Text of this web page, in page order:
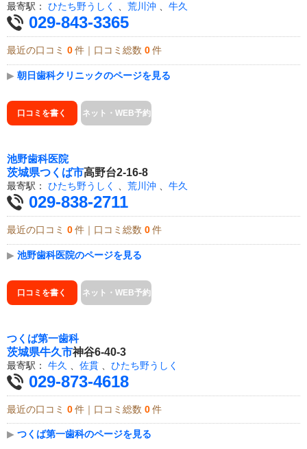
最寄駅： ひたち野うしく 荒川沖 牛久
029-843-3365
最近の口コミ 0 件｜口コミ総数 0 件
▶ 朝日歯科クリニックのページを見る
口コミを書く ネット・WEB予約
池野歯科医院
茨城県つくば市高野台2-16-8
最寄駅： ひたち野うしく 荒川沖 牛久
029-838-2711
最近の口コミ 0 件｜口コミ総数 0 件
▶ 池野歯科医院のページを見る
口コミを書く ネット・WEB予約
つくば第一歯科
茨城県牛久市神谷6-40-3
最寄駅： 牛久 佐貫 ひたち野うしく
029-873-4618
最近の口コミ 0 件｜口コミ総数 0 件
▶ つくば第一歯科のページを見る